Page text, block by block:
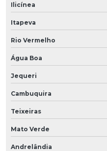
Ilicínea
Itapeva
Rio Vermelho
Água Boa
Jequeri
Cambuquira
Teixeiras
Mato Verde
Andrelândia